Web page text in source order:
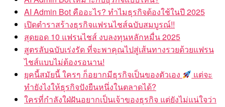
AI Admin Bot คืออะไร? ทำไมธุรกิจต้องใช้ในปี 2025
เปิดตำราสร้างธุรกิจแฟรนไชส์ฉบับสมบูรณ์!!
สุดยอด 10 แฟรนไชส์ งบลงทุนหลักหมื่น 2025
สูตรลับฉบับเร่งรัด ที่จะพาคุณไปสู่เส้นทางรวยด้วยแฟรน
ไชส์แบบไม่ต้องรอนาน!
ยุคนี้สมัยนี้ ใครๆ ก็อยากมีธุรกิจเป็นของตัวเอง
แต่จะ
ทำยังไงให้ธุรกิจปังยืนหนึ่งในตลาดได้?
ใครที่กำลังใฝ่ฝันอยากเป็นเจ้าของธุรกิจ แต่ยังไม่แน่ใจว่า